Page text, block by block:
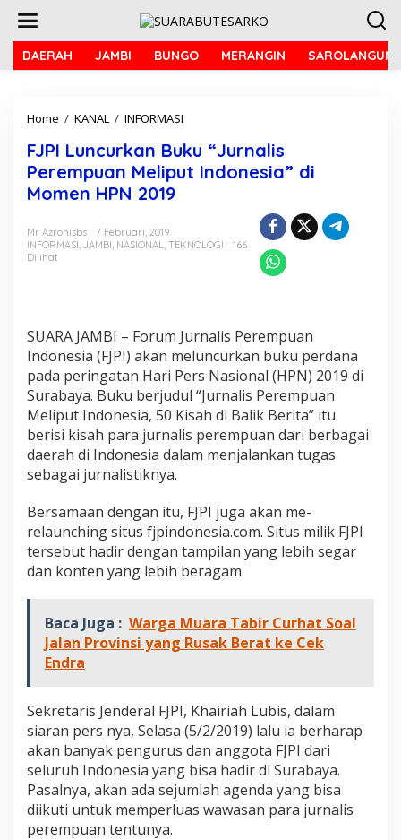
DAERAH JAMBI BUNGO MERANGIN SAROLANGUN
Home / KANAL / INFORMASI
P
I
L
u
u
k
u
"
J
u
r
n
s
P
e
r
p
u
a
l
i
p
u
t
I
n
FJPI Luncurkan Buku “Jurnalis
Perempuan Meliput Indonesia” di
Momen HPN 2019
Mr Azronisbs
7 Februari, 2019
INFORMASI, JAMBI, NASIONAL, TEKNOLOGI
166
Dilihat
SUARA JAMBI – Forum Jurnalis Perempuan
Indonesia (FJPI) akan meluncurkan buku perdana
pada peringatan Hari Pers Nasional (HPN) 2019 di
Surabaya. Buku berjudul “Jurnalis Perempuan
Meliput Indonesia, 50 Kisah di Balik Berita” itu
berisi kisah para jurnalis perempuan dari berbagai
daerah di Indonesia dalam menjalankan tugas
sebagai jurnalistiknya.
Bersamaan dengan itu, FJPI juga akan me-
relaunching situs fjpindonesia.com. Situs milik FJPI
tersebut hadir dengan tampilan yang lebih segar
dan konten yang lebih beragam.
Baca Juga : Warga Muara Tabir Curhat Soal
Jalan Provinsi yang Rusak Berat ke Cek
Endra
Sekretaris Jenderal FJPI, Khairiah Lubis, dalam
siaran pers nya, Selasa (5/2/2019) lalu ia berharap
akan banyak pengurus dan anggota FJPI dari
seluruh Indonesia yang bisa hadir di Surabaya.
Pasalnya, akan ada sejumlah agenda yang bisa
diikuti untuk memperluas wawasan para jurnalis
perempuan tentunya.